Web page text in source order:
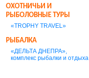
ОХОТНИЧЬИ И
РЫБОЛОВНЫЕ ТУРЫ
«TROPHY TRAVEL»
РЫБАЛКА
«ДЕЛЬТА ДНЕПРА»,
комплекс рыбалки и отдыха